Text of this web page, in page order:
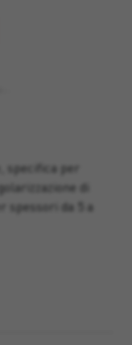
specifica per
di
spessori da 5 a